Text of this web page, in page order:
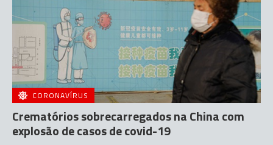
CORONAVÍRUS
Crematórios sobrecarregados na China com
explosão de casos de covid-19